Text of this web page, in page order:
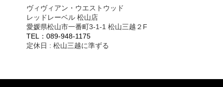
ヴィヴィアン・ウエストウッド
レッドレーベル 松山店
愛媛県松山市一番町3-1-1 松山三越２F
TEL：089-948-1175
定休日 : 松山三越に準ずる